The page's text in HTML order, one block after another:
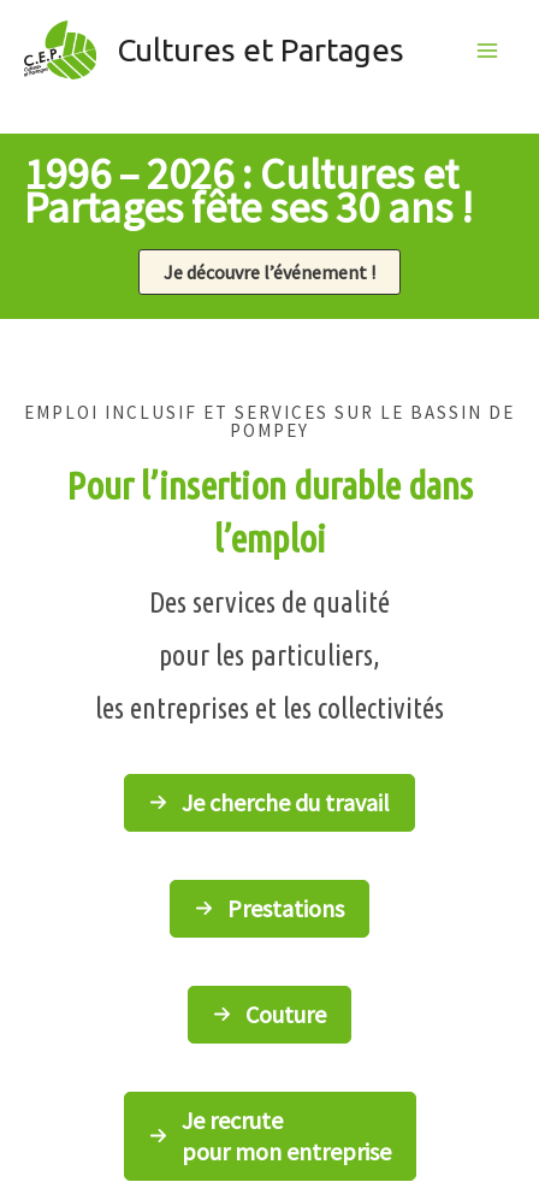
contenu
Cultures et Partages
1996 – 2026 : Cultures et
Partages fête ses 30 ans !
Je découvre l’événement !
EMPLOI INCLUSIF ET SERVICES SUR LE BASSIN DE
POMPEY
Pour l’insertion durable dans
l’emploi
Des services de qualité
pour les particuliers,
les entreprises et les collectivités
Je cherche du travail
Prestations
Couture
Je recrute
pour mon entreprise